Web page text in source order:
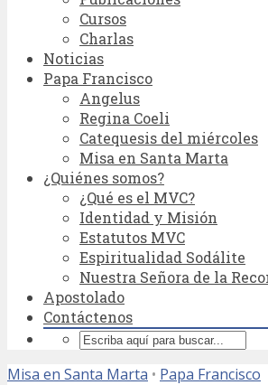
Cursos
Charlas
Noticias
Papa Francisco
Angelus
Regina Coeli
Catequesis del miércoles
Misa en Santa Marta
¿Quiénes somos?
¿Qué es el MVC?
Identidad y Misión
Estatutos MVC
Espiritualidad Sodálite
Nuestra Señora de la
Apostolado
Contáctenos
Misa en Santa Marta • Papa Francisco